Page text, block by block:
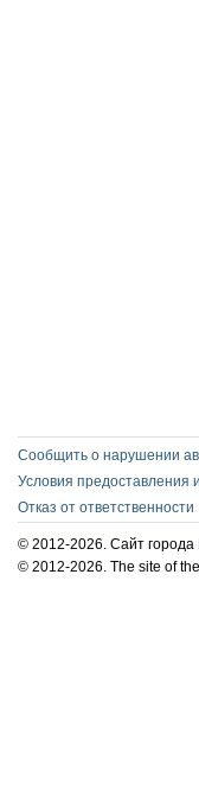
Сообщить о нарушении
Условия предоставления
Отказ от ответственности
© 2012-2026. Сайт города
© 2012-2026. The site of